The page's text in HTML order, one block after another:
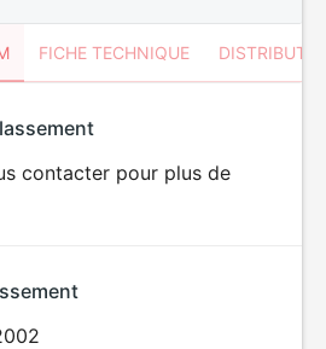
FICHE TECHNIQUE
contacter pour plus de